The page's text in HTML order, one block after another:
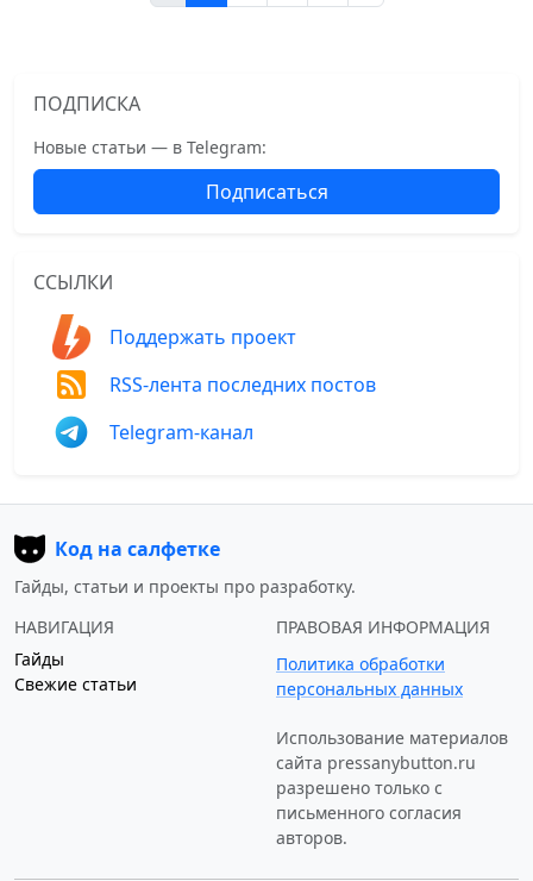
ПОДПИСКА
Новые статьи — в Telegram:
Подписаться
ССЫЛКИ
Поддержать проект
RSS-лента последних постов
Telegram-канал
Код на салфетке
Гайды, статьи и проекты про разработку.
НАВИГАЦИЯ
Гайды
Свежие статьи
ПРАВОВАЯ ИНФОРМАЦИЯ
Политика обработки
персональных данных
Использование материалов
сайта pressanybutton.ru
разрешено только c
письменного согласия
авторов.